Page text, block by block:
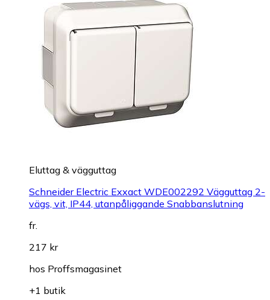
Eluttag & vägguttag
Schneider Electric Exxact WDE002292 Vägguttag 2-
vägs, vit, IP44, utanpåliggande Snabbanslutning
fr.
217 kr
hos Proffsmagasinet
+1 butik